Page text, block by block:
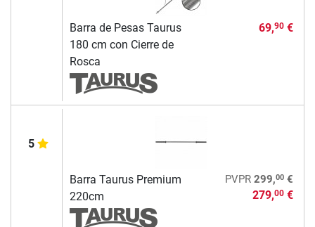
Barra de Pesas Taurus
180 cm con Cierre de
Rosca
69,90€
5
Barra Taurus Premium
220cm
PVPR 299,00€
279,00€